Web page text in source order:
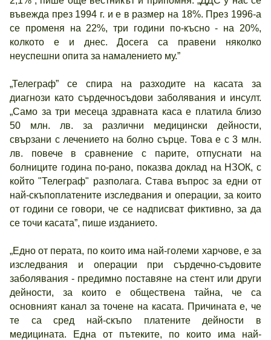
въвежда през 1994 г. и е в размер на 18%. През 1996-а
се променя на 22%, три години по-късно - на 20%,
колкото е и днес. Досега са правени няколко
неуспешни опита за намалението му.”
„Телеграф” се спира на разходите на касата за
диагнози като сърдечносъдови заболявания и инсулт.
„Само за три месеца здравната каса е платила близо
50 млн. лв. за различни медицински дейности,
свързани с лечението на болно сърце. Това е с 3 млн.
лв. повече в сравнение с парите, отпуснати на
болниците година по-рано, показва доклад на НЗОК, с
който "Телеграф" разполага. Става въпрос за едни от
най-скъпоплатените изследвания и операции, за които
от години се говори, че се надписват фиктивно, за да
се точи касата”, пише изданието.
„Едно от перата, по които има най-големи харчове, е за
изследвания и операции при сърдечно-съдовите
заболявания - предимно поставяне на стент или други
дейности, за които е обществена тайна, че са
основният канал за точене на касата. Причината е, че
те са сред най-скъпо платените дейности в
медицината. Една от пътеките, по които има най-